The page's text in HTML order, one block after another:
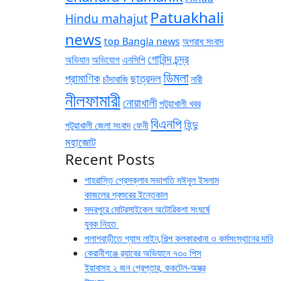
Hindu mahajut Patuakhali
news top Bangla news অপরাধ সংবাদ
অভিযানঅভিযোগএনসিপিগোবিন্দ চন্দ্র
প্রামাণিকচাঁদাবাজিছাত্রদলডিমলানারী
নীলফামারীনোয়াখালীপটুয়াখালী খবর
পটুয়াখালী জেলা সংবাদফেনীবিএনপিহিন্দু
মহাজোট
Recent Posts
শাহরাস্তি প্রেসক্লাব সভাপতি মঈনুল ইসলাম
কাজলের শ্বশুরের ইন্তেকাল
সদরপুরে মোটরসাইকেল অটোরিকশা সংঘর্ষে
যুবক নিহত
পলাশবাড়ীতে গ্যাস লাইন,শিল্প কলকারখানা ও কর্মসংস্থানের দাবি
কেরানীগঞ্জে র‍্যাবের অভিযানে ৭৩০ পিস
ইয়াবাসহ ২ জন গ্রেপ্তার, ককটেল-অস্ত্র